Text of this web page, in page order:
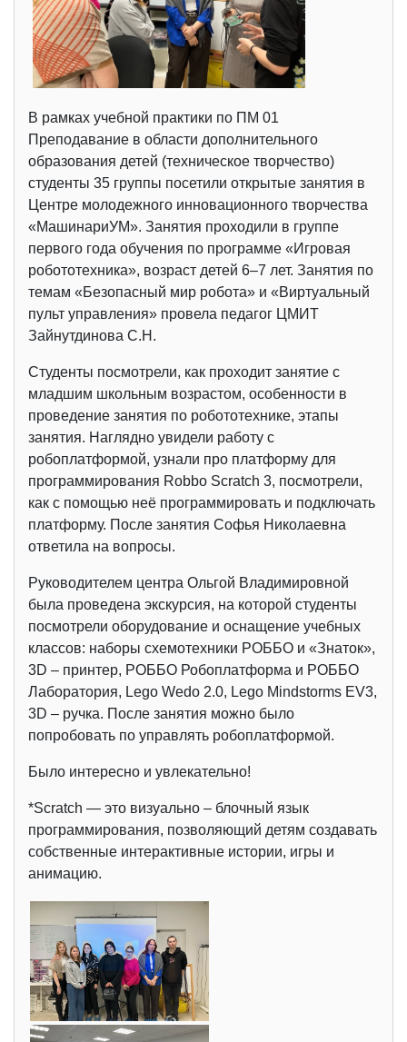
В рамках учебной практики по ПМ 01
Преподавание в области дополнительного
образования детей (техническое творчество)
студенты 35 группы посетили открытые занятия в
Центре молодежного инновационного творчества
«МашинариУМ». Занятия проходили в группе
первого года обучения по программе «Игровая
робототехника», возраст детей 6–7 лет. Занятия по
темам «Безопасный мир робота» и «Виртуальный
пульт управления» провела педагог ЦМИТ
Зайнутдинова С.Н.
Студенты посмотрели, как проходит занятие с
младшим школьным возрастом, особенности в
проведение занятия по робототехнике, этапы
занятия. Наглядно увидели работу с
робоплатформой, узнали про платформу для
программирования Robbo Scratch 3, посмотрели,
как с помощью неё программировать и подключать
платформу. После занятия Софья Николаевна
ответила на вопросы.
Руководителем центра Ольгой Владимировной
была проведена экскурсия, на которой студенты
посмотрели оборудование и оснащение учебных
классов: наборы схемотехники РОББО и «Знаток»,
3D – принтер, РОББО Робоплатформа и РОББО
Лаборатория, Lego Wedo 2.0, Lego Mindstorms EV3,
3D – ручка. После занятия можно было
попробовать по управлять робоплатформой.
Было интересно и увлекательно!
*Scratch — это визуально – блочный язык
программирования, позволяющий детям создавать
собственные интерактивные истории, игры и
анимацию.